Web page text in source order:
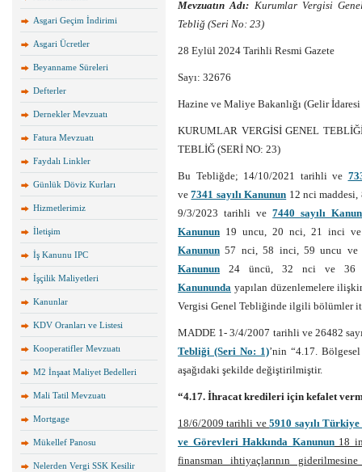
Asgari Geçim İndirimi
Asgari Ücretler
Beyanname Süreleri
Defterler
Dernekler Mevzuatı
Fatura Mevzuatı
Faydalı Linkler
Günlük Döviz Kurları
Hizmetlerimiz
İletişim
İş Kanunu IPC
İşçilik Maliyetleri
Kanunlar
KDV Oranları ve Listesi
Kooperatifler Mevzuatı
M2 İnşaat Maliyet Bedelleri
Mali Tatil Mevzuatı
Mortgage
Mükellef Panosu
Nelerden Vergi SSK Kesilir
Mevzuatın Adı: Kurumlar Vergisi
Tebliğ (Seri No: 23)
28 Eylül 2024 Tarihli Resmi Gazete
Sayı: 32676
Hazine ve Maliye Bakanlığı (Gelir İdaresi
KURUMLAR VERGİSİ GENEL
TEBLİĞ (SERİ NO: 23)
Bu Tebliğde; 14/10/2021 tarihli ve
ve7341 sayılı Kanunun 12 nci
9/3/2023 tarihli ve7440 sayılı
Kanunun 19 uncu, 20 nci, 21 inci
Kanunun 57 nci, 58 inci, 59 uncu
Kanunun 24 üncü, 32 nci ve 36
Kanununda yapılan düzenlemelere
Vergisi Genel Tebliğinde ilgili bölümler
MADDE 1- 3/4/2007 tarihli ve 26482
Tebliği (Seri No: 1)’nin “4.17.
aşağıdaki şekilde değiştirilmiştir.
“4.17. İhracat kredileri için kefalet
18/6/2009 tarihli ve5910 sayılı
ve Görevleri Hakkında Kanunun18
finansman ihtiyaçlarının